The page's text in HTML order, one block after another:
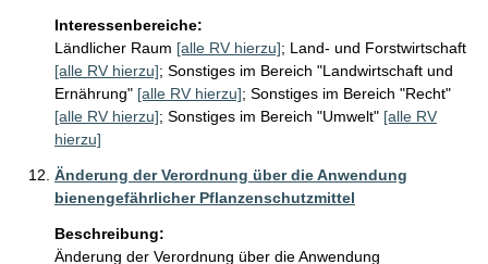
Interessenbereiche:
Ländlicher Raum [alle RV hierzu]; Land- und Forstwirtschaft
[alle RV hierzu]; Sonstiges im Bereich "Landwirtschaft und
Ernährung" [alle RV hierzu]; Sonstiges im Bereich "Recht"
[alle RV hierzu]; Sonstiges im Bereich "Umwelt" [alle RV
hierzu]
Änderung der Verordnung über die Anwendung
bienengefährlicher Pflanzenschutzmittel
Beschreibung:
Änderung der Verordnung über die Anwendung